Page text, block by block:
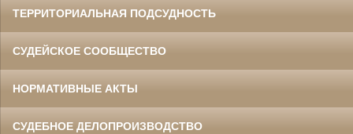
ТЕРРИТОРИАЛЬНАЯ ПОДСУДНОСТЬ
СУДЕЙСКОЕ СООБЩЕСТВО
НОРМАТИВНЫЕ АКТЫ
СУДЕБНОЕ ДЕЛОПРОИЗВОДСТВО